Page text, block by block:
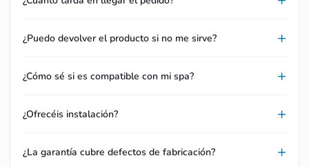
¿Puedo devolver el producto si no me sirve?
¿Cómo sé si es compatible con mi spa?
¿Ofrecéis instalación?
¿La garantía cubre defectos de fabricación?